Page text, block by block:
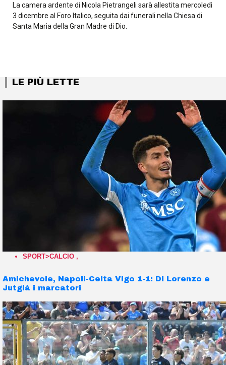
La camera ardente di Nicola Pietrangeli sarà allestita mercoledì
3 dicembre al Foro Italico, seguita dai funerali nella Chiesa di
Santa Maria della Gran Madre di Dio.
LE PIÙ LETTE
SPORT>CALCIO ,
Amichevole, Napoli-Celta Vigo 1-1: Di Lorenzo e
Jutglà i marcatori